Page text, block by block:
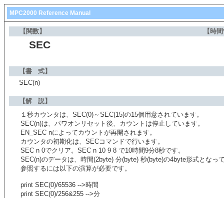
MPC2000 Reference Manual
【関数】 【時
SEC
【書 式】
SEC(n)
【解 説】
１秒カウンタは、SEC(0)～SEC(15)の15個用意されています。
SEC(n)は、パワオンリセット後、カウントは停止しています。
EN_SEC nによってカウントが再開されます。
カウンタの初期化は、SECコマンドで行います。
SEC n 0でクリア。SEC n 10 9 8 で10時間9分8秒です。
SEC(n)のデータは、時間(2byte) 分(byte) 秒(byte)の4byte形式となっ
参照するには以下の演算が必要です。
print SEC(0)/65536 -->時間
print SEC(0)/256&255 -->分